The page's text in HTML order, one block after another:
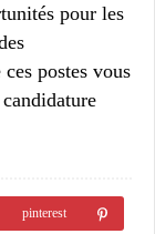
pour les
postes vous
pinterest